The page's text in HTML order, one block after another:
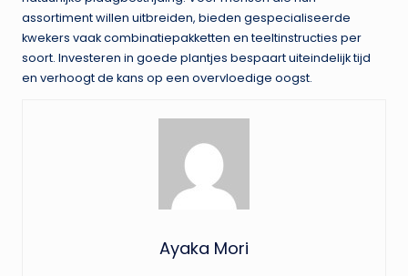
assortiment willen uitbreiden, bieden gespecialiseerde
kwekers vaak combinatiepakketten en teeltinstructies per
soort. Investeren in goede plantjes bespaart uiteindelijk tijd
en verhoogt de kans op een overvloedige oogst.
Ayaka Mori